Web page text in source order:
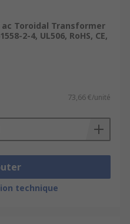
ac Toroidal Transformer
2-4, UL506, RoHS, CE,
73,66 €/unité
technique